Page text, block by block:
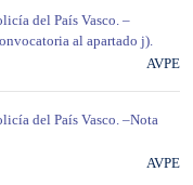
del País Vasco. –
al apartado j).
AVPE
del País Vasco. –Nota
AVPE